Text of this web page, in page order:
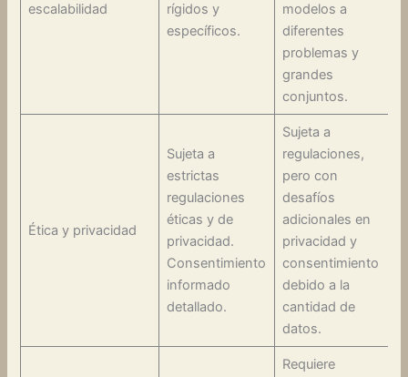
escalabilidad
rígidos y
específicos.
modelos a
diferentes
problemas y
grandes
conjuntos.
Ética y privacidad
Sujeta a
estrictas
regulaciones
éticas y de
privacidad.
Consentimiento
informado
detallado.
Sujeta a
regulaciones,
pero con
desafíos
adicionales en
privacidad y
consentimiento
debido a la
cantidad de
datos.
Requiere